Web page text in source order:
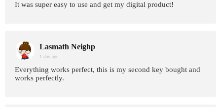
It was super easy to use and get my digital product!
Lasmath Neighp
1 day age
Everything works perfect, this is my second key bought and
works perfectly.